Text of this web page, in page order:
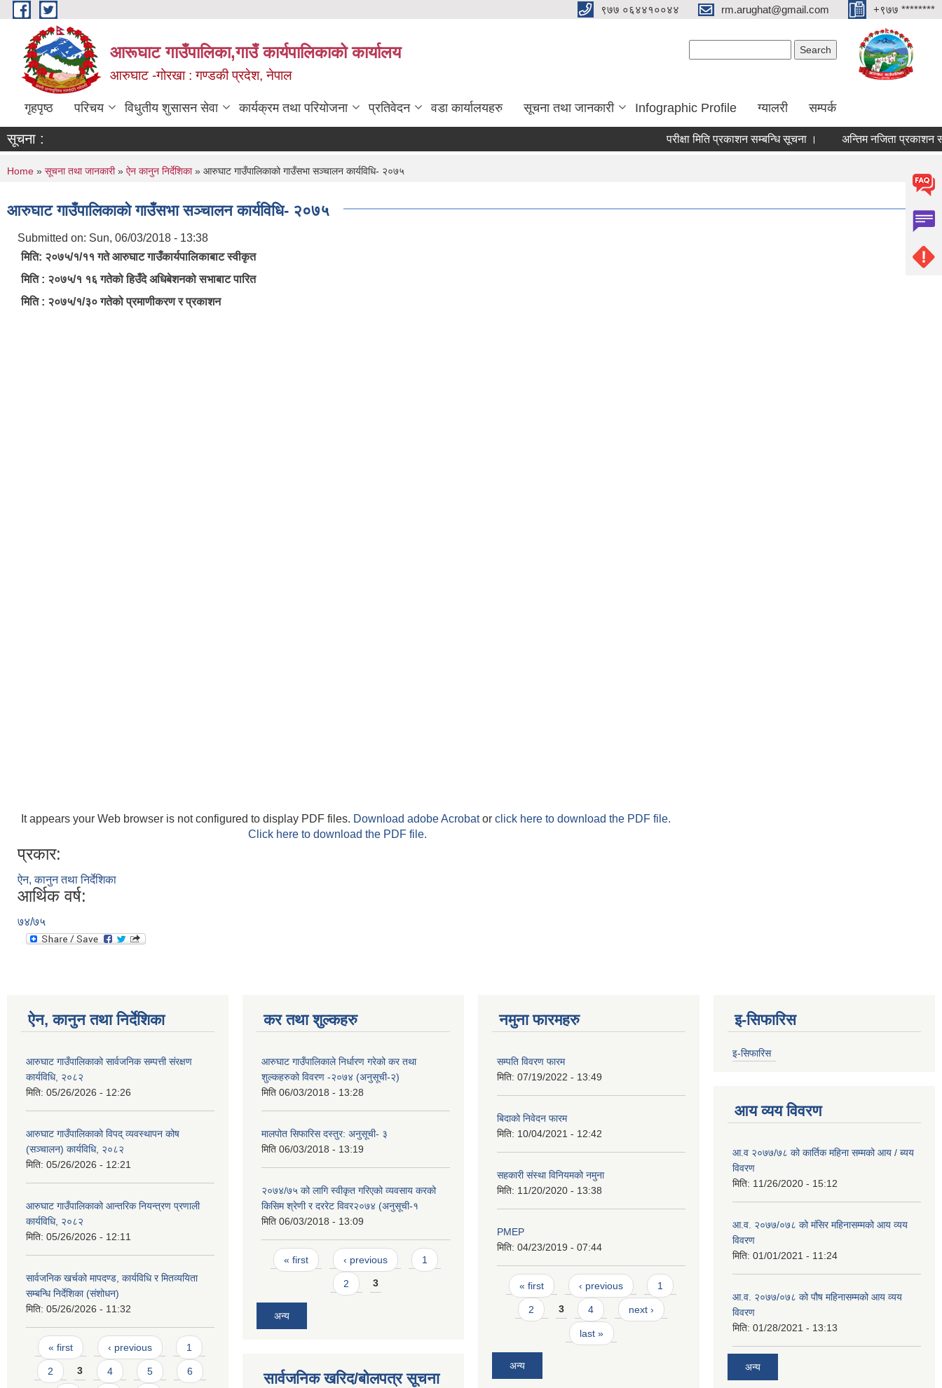
Skip to main content ९७७ ०६४४१००४४ rm.arughat@gmail.com +९७७ ********
आरूघाट गाउँपालिका,गाउँ कार्यपालिकाको कार्यालय
आरुघाट -गोरखा : गण्डकी प्रदेश, नेपाल
गृहपृष्ठ परिचय विधुतीय शुसासन सेवा कार्यक्रम तथा परियोजना प्रतिवेदन वडा कार्यालयहरु सूचना तथा जानकारी Infographic Profile ग्यालरी सम्पर्क
सूचना : परीक्षा मिति प्रकाशन सम्बन्धि सूचना । अन्तिम नजिता प्रकाशन
You are here
Home » सूचना तथा जानकारी» ऐन कानुन निर्देशिका» आरुघाट गाउँपालिकाको गाउँसभा सञ्चालन कार्यविधि- २०७५
आरुघाट गाउँपालिकाको गाउँसभा सञ्चालन कार्यविधि- २०७५
Submitted on: Sun, 06/03/2018 - 13:38
मिति: २०७५/१/११ गते आरुघाट गाउँकार्यपालिकाबाट स्वीकृत
मिति : २०७५/१ १६ गतेको हिउँदे अधिबेशनको सभाबाट पारित
मिति : २०७५/१/३० गतेको प्रमाणीकरण र प्रकाशन
It appears your Web browser is not configured to display PDF files. Download adobe Acrobator click here to download the PDF file.
Click here to download the PDF file.
प्रकार:
ऐन, कानुन तथा निर्देशिका
आर्थिक वर्ष:
७४/७५
ऐन, कानुन तथा निर्देशिका
आरुघाट गाउँपालिकाको सार्वजनिक सम्पत्ती संरक्षण
कार्यविधि, २०८२
मिति: 05/26/2026 - 12:26
आरुघाट गाउँपालिकाको विपद् व्यवस्थापन कोष
(सञ्चालन) कार्यविधि, २०८२
मिति: 05/26/2026 - 12:21
आरुघाट गाउँपालिकाको आन्तरिक नियन्त्रण प्रणाली
कार्यविधि, २०८२
मिति: 05/26/2026 - 12:11
सार्वजनिक खर्चको मापदण्ड, कार्यविधि र मितव्ययिता
सम्बन्धि निर्देशिका (संशोधन)
मिति: 05/26/2026 - 11:32
Pages
« first ‹ previous 1
2 3 4 5 6
कर तथा शुल्कहरु
आरुघाट गाउँपालिकाले निर्धारण गरेको कर तथा
शुल्कहरुको विवरण -२०७४ (अनुसूची-२)
मिति 06/03/2018 - 13:28
मालपोत सिफारिस दस्तुर: अनुसूची- ३
मिति 06/03/2018 - 13:19
२०७४/७५ को लागि स्वीकृत गरिएको व्यवसाय करको
किसिम श्रेणी र दररेट विवर२०७४ (अनुसूची-१
मिति 06/03/2018 - 13:09
Pages
« first ‹ previous 1
2 3
अन्य
सार्वजनिक खरिद/बोलपत्र सूचना
नमुना फारमहरु
सम्पति विवरण फारम
मिति: 07/19/2022 - 13:49
बिदाको निवेदन फारम
मिति: 10/04/2021 - 12:42
सहकारी संस्था विनियमको नमुना
मिति: 11/20/2020 - 13:38
PMEP
मिति: 04/23/2019 - 07:44
Pages
« first ‹ previous 1
2 3 4 next ›
last »
अन्य
इ-सिफारिस
इ-सिफारिस
आय व्यय विवरण
आ.व २०७७/७८ को कार्तिक महिना सम्मको आय / ब्यय
विवरण
मिति: 11/26/2020 - 15:12
आ.व. २०७७/०७८ को मंसिर महिनासम्मको आय व्यय
विवरण
मिति: 01/01/2021 - 11:24
आ.व. २०७७/०७८ को पौष महिनासम्मको आय व्यय
विवरण
मिति: 01/28/2021 - 13:13
अन्य